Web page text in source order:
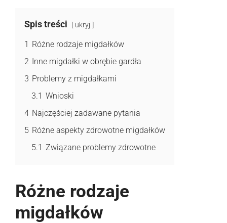
Spis treści ukryj
1 Różne rodzaje migdałków
2 Inne migdałki w obrębie gardła
3 Problemy z migdałkami
3.1 Wnioski
4 Najczęściej zadawane pytania
5 Różne aspekty zdrowotne migdałków
5.1 Związane problemy zdrowotne
Różne rodzaje
migdałków